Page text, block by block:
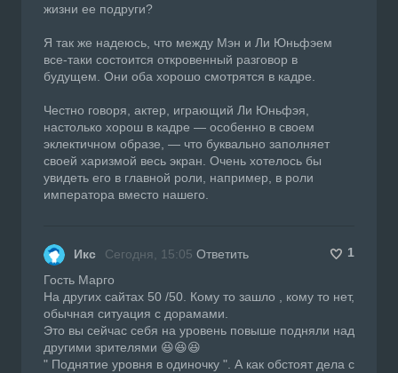
жизни ее подруги?
Я так же надеюсь, что между Мэн и Ли Юньфэем
все-таки состоится откровенный разговор в
будущем. Они оба хорошо смотрятся в кадре.
Честно говоря, актер, играющий Ли Юньфэя,
настолько хорош в кадре — особенно в своем
эклектичном образе, — что буквально заполняет
своей харизмой весь экран. Очень хотелось бы
увидеть его в главной роли, например, в роли
императора вместо нашего.
Икс Сегодня, 15:05 Ответить
1
Гость Марго
На других сайтах 50 /50. Кому то зашло , кому то нет,
обычная ситуация с дорамами.
Это вы сейчас себя на уровень повыше подняли над
другими зрителями 😆😆😆
" Поднятие уровня в одиночку ". А как обстоят дела с